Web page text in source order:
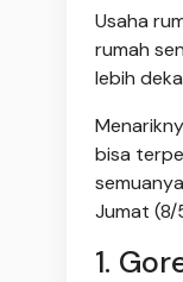
Usaha
rumah
lebih
bisa
Jumat
1.